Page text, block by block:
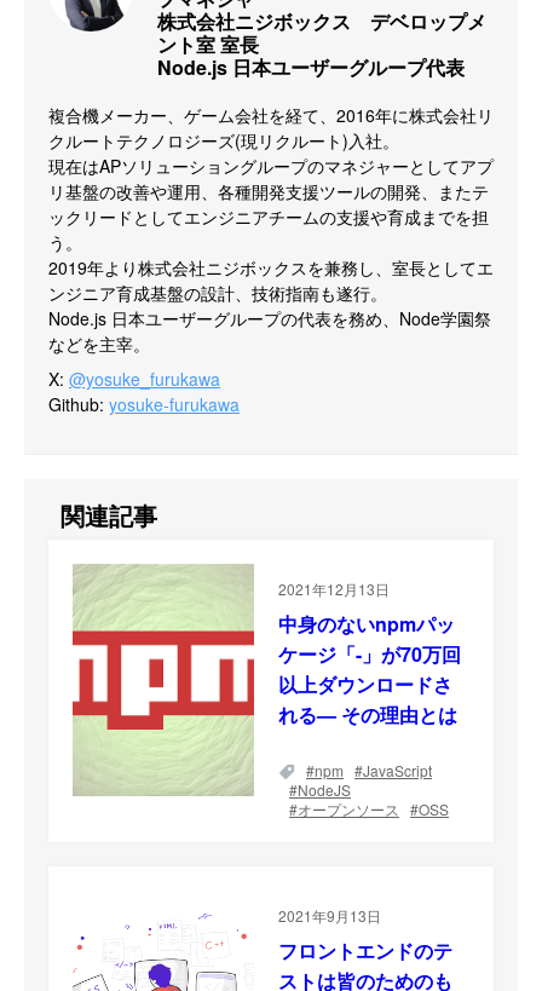
株式会社ニジボックス　デベロップメ
ント室 室長
Node.js 日本ユーザーグループ代表
複合機メーカー、ゲーム会社を経て、2016年に株式会社リ
クルートテクノロジーズ(現リクルート)入社。
現在はAPソリューショングループのマネジャーとしてアプ
リ基盤の改善や運用、各種開発支援ツールの開発、またテ
ックリードとしてエンジニアチームの支援や育成までを担
う。
2019年より株式会社ニジボックスを兼務し、室長としてエ
ンジニア育成基盤の設計、技術指南も遂行。
Node.js 日本ユーザーグループの代表を務め、Node学園祭
などを主宰。
X: @yosuke_furukawa
Github: yosuke-furukawa
関連記事
2021年12月13日
中身のないnpmパッ
ケージ「-」が70万回
以上ダウンロードさ
れる— その理由とは
npm
JavaScript
NodeJS
オープンソース
OSS
2021年9月13日
フロントエンドのテ
ストは皆のためのも